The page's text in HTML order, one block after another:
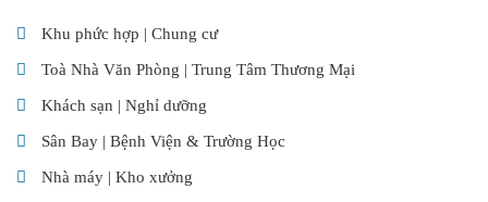
Khu phức hợp | Chung cư
Toà Nhà Văn Phòng | Trung Tâm Thương Mại
Khách sạn | Nghỉ dưỡng
Sân Bay | Bệnh Viện & Trường Học
Nhà máy | Kho xưởng